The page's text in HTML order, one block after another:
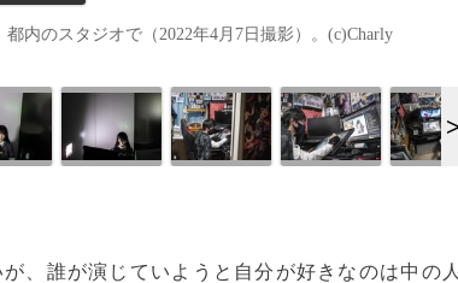
内のスタジオで（2022年4月7日撮影）。(c)Charly
、誰が演じていようと自分が好きなのは中の